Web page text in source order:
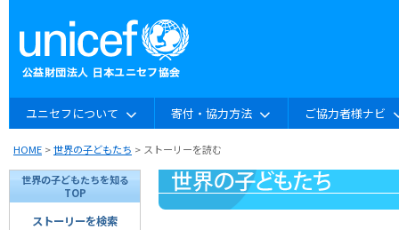
ユニセフについて 寄付・協力方法 ご協力者様ナビ
HOME >世界の子どもたち > ストーリーを読む
世界の子どもたちを知る
TOP
ストーリーを検索